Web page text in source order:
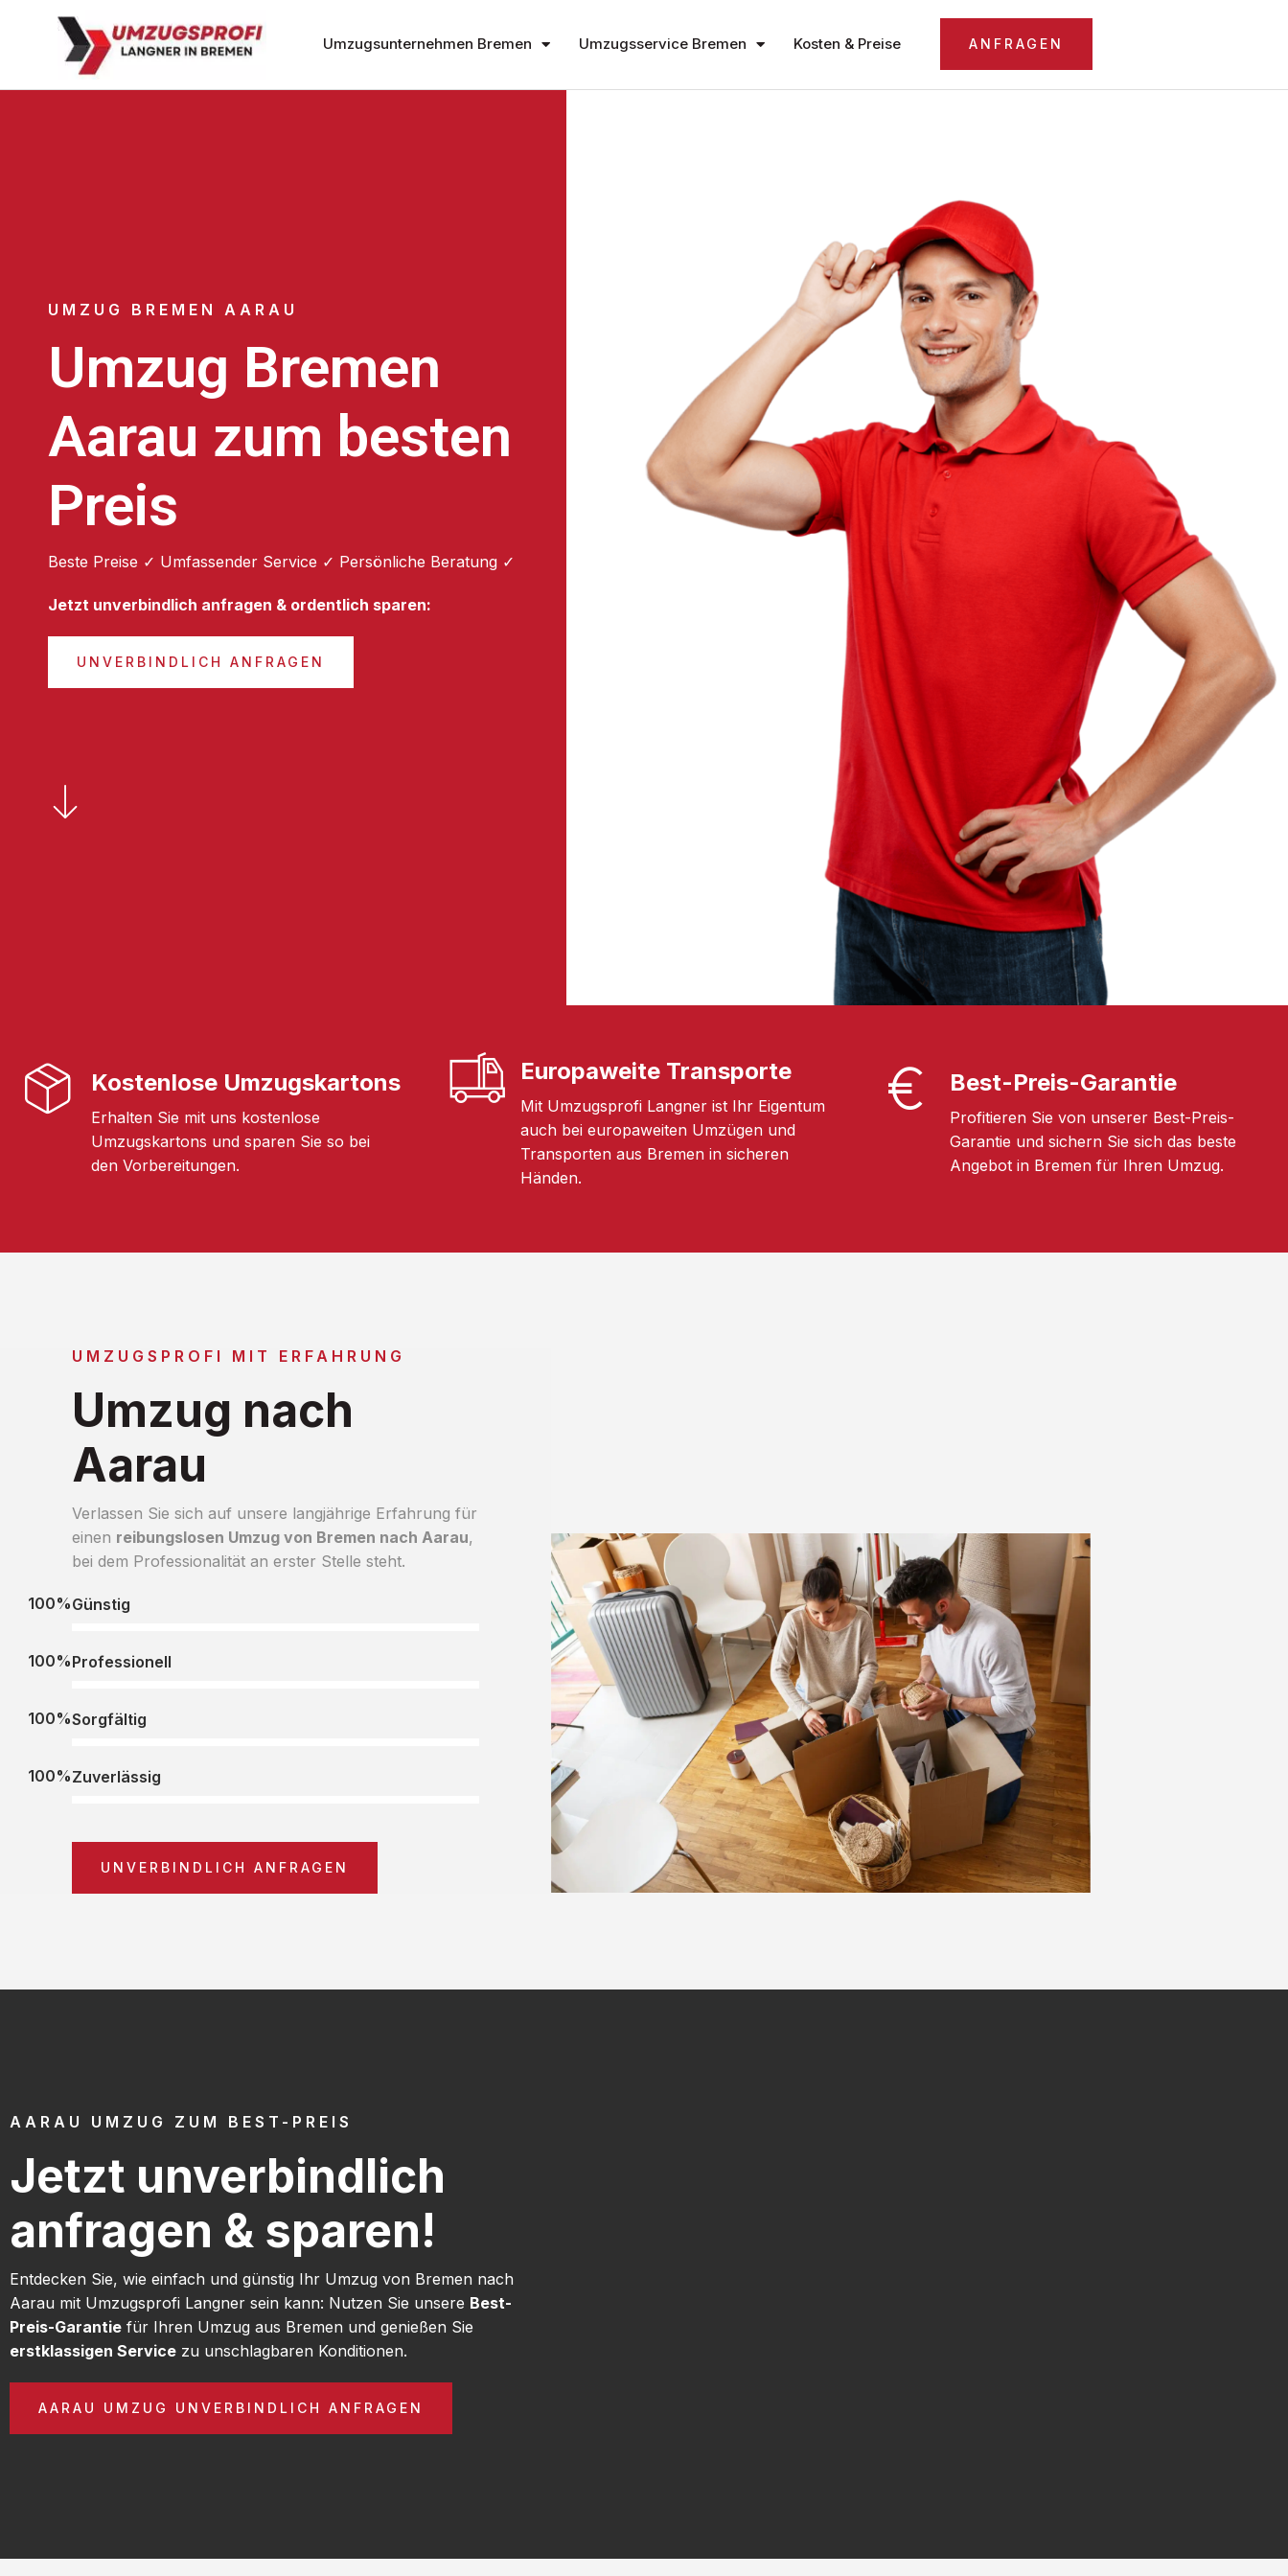
Umzugsunternehmen Bremen Umzugsservice Bremen Kosten & Preise ANFRAGEN
UMZUG BREMEN AARAU
Umzug Bremen
Aarau zum besten
Preis
Beste Preise ✓ Umfassender Service ✓ Persönliche Beratung ✓
Jetzt unverbindlich anfragen & ordentlich sparen:
UNVERBINDLICH ANFRAGEN
Kostenlose Umzugskartons
Erhalten Sie mit uns kostenlose
Umzugskartons und sparen Sie so bei
den Vorbereitungen.
Europaweite Transporte
Mit Umzugsprofi Langner ist Ihr Eigentum
auch bei europaweiten Umzügen und
Transporten aus Bremen in sicheren
Händen.
Best-Preis-Garantie
Profitieren Sie von unserer Best-Preis-
Garantie und sichern Sie sich das beste
Angebot in Bremen für Ihren Umzug.
UMZUGSPROFI MIT ERFAHRUNG
Umzug nach
Aarau
Verlassen Sie sich auf unsere langjährige Erfahrung für
einen reibungslosen Umzug von Bremen nach Aarau,
bei dem Professionalität an erster Stelle steht.
Günstig
100%
Professionell
100%
Sorgfältig
100%
Zuverlässig
100%
UNVERBINDLICH ANFRAGEN
AARAU UMZUG ZUM BEST-PREIS
Jetzt unverbindlich
anfragen & sparen!
Entdecken Sie, wie einfach und günstig Ihr Umzug von Bremen nach
Aarau mit Umzugsprofi Langner sein kann: Nutzen Sie unsere Best-
Preis-Garantie für Ihren Umzug aus Bremen und genießen Sie
erstklassigen Service zu unschlagbaren Konditionen.
AARAU UMZUG UNVERBINDLICH ANFRAGEN